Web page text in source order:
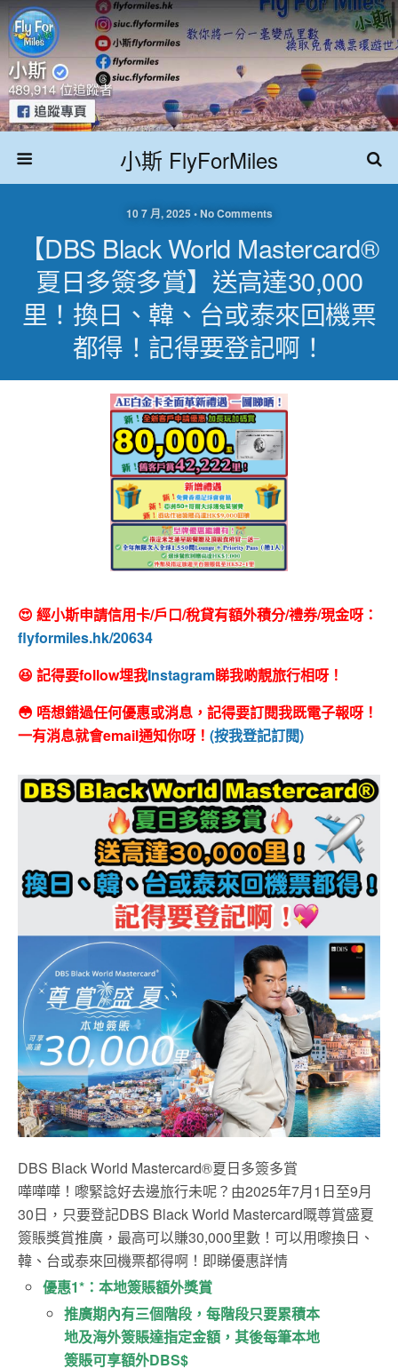
小斯 FlyForMiles
10 7 月, 2025 • No Comments
【DBS Black World Mastercard®
夏日多簽多賞】送高達30,000
里！換日、韓、台或泰來回機票
都得！記得要登記啊！
😍 經小斯申請信用卡/戶口/稅貸有額外積分/禮券/現金呀：
flyformiles.hk/20634
😆 記得要follow埋我Instagram睇我啲靚旅行相呀！
😳 唔想錯過任何優惠或消息，記得要訂閱我既電子報呀！
一有消息就會email通知你呀！ (按我登記訂閱)
DBS Black World Mastercard®夏日多簽多賞
嘩嘩嘩！嚟緊諗好去邊旅行未呢？由2025年7月1日至9月
30日，只要登記DBS Black World Mastercard嘅尊賞盛夏
簽賬獎賞推廣，最高可以賺30,000里數！可以用嚟換日、
韓、台或泰來回機票都得啊！即睇優惠詳情
優惠1*：本地簽賬額外獎賞
推廣期內有三個階段，每階段只要累積本
地及海外簽賬達指定金額，其後每筆本地
簽賬可享額外DBS$